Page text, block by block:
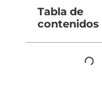
Tabla de
contenidos